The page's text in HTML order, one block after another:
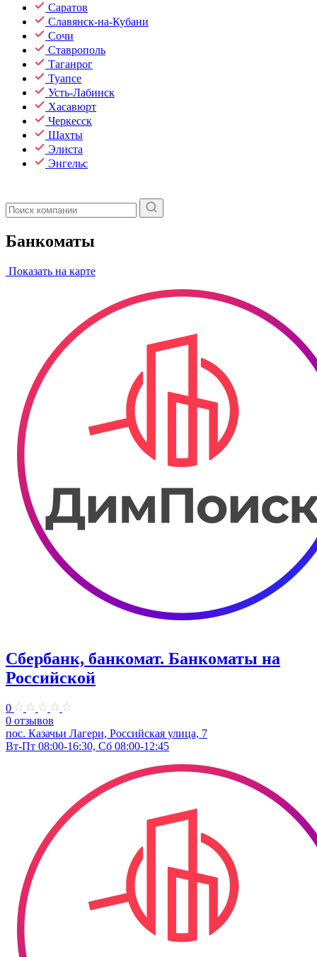
Саратов
Славянск-на-Кубани
Сочи
Ставрополь
Таганрог
Туапсе
Усть-Лабинск
Хасавюрт
Черкесск
Шахты
Элиста
Энгельс
Банкоматы
Показать на карте
Сбербанк, банкомат. Банкоматы на
Российской
0
0 отзывов
пос. Казачьи Лагери, Российская улица, 7
Вт-Пт 08:00-16:30, Сб 08:00-12:45